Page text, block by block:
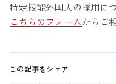
特定技能外国人の採用に
こちらのフォームからご
この記事をシェア